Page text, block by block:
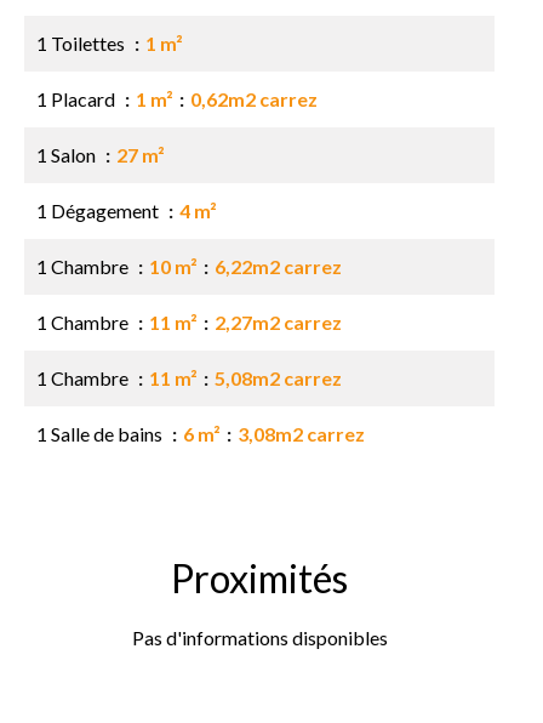
1 Toilettes 1 m²
1 Placard 1 m² 0,62m2 carrez
1 Salon 27 m²
1 Dégagement 4 m²
1 Chambre 10 m² 6,22m2 carrez
1 Chambre 11 m² 2,27m2 carrez
1 Chambre 11 m² 5,08m2 carrez
1 Salle de bains 6 m² 3,08m2 carrez
Proximités
Pas d'informations disponibles